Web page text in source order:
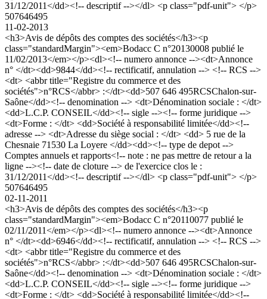
31/12/2011</dd><!-- descriptif --></dl> <p class="pdf-unit"> </p>
507646495
11-02-2013
<h3>Avis de dépôts des comptes des sociétés</h3><p
class="standardMargin"><em>Bodacc C n°20130008 publié le
11/02/2013</em></p><dl><!-- numero annonce --><dt>Annonce
n° </dt><dd>9844</dd><!-- rectificatif, annulation --> <!-- RCS -->
<dt> <abbr title="Registre du commerce et des
sociétés">n°RCS</abbr> :</dt><dd>507 646 495RCSChalon-sur-
Saône</dd><!-- denomination --> <dt>Dénomination sociale : </dt>
<dd>L.C.P. CONSEIL</dd><!-- sigle --><!-- forme juridique -->
<dt>Forme : </dt> <dd>Société à responsabilité limitée</dd><!--
adresse --> <dt>Adresse du siège social : </dt> <dd> 5 rue de la
Chesnaie 71530 La Loyere </dd><dd><!-- type de depot -->
Comptes annuels et rapports<!-- note : ne pas mettre de retour a la
ligne --><!-- date de cloture --> de l'exercice clos le :
31/12/2011</dd><!-- descriptif --></dl> <p class="pdf-unit"> </p>
507646495
02-11-2011
<h3>Avis de dépôts des comptes des sociétés</h3><p
class="standardMargin"><em>Bodacc C n°20110077 publié le
02/11/2011</em></p><dl><!-- numero annonce --><dt>Annonce
n° </dt><dd>6946</dd><!-- rectificatif, annulation --> <!-- RCS -->
<dt> <abbr title="Registre du commerce et des
sociétés">n°RCS</abbr> :</dt><dd>507 646 495RCSChalon-sur-
Saône</dd><!-- denomination --> <dt>Dénomination sociale : </dt>
<dd>L.C.P. CONSEIL</dd><!-- sigle --><!-- forme juridique -->
<dt>Forme : </dt> <dd>Société à responsabilité limitée</dd><!--